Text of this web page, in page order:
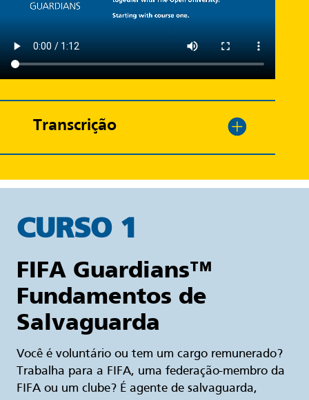
Transcrição
CURSO 1
FIFA Guardians™
Fundamentos de
Salvaguarda
Você é voluntário ou tem um cargo remunerado?
Trabalha para a FIFA, uma federação-membro da
FIFA ou um clube? É agente de salvaguarda,